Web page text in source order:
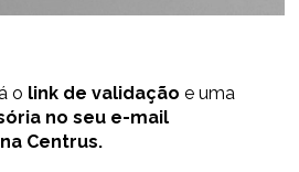
o link de validação e uma
no seu e-mail
Centrus.